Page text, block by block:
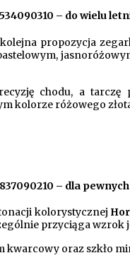
– do wielu
propozycja
chodu, a tarczę
kolorze różowego
– dla
kolorystycznej
przyciąga
kwarcowy oraz szkło